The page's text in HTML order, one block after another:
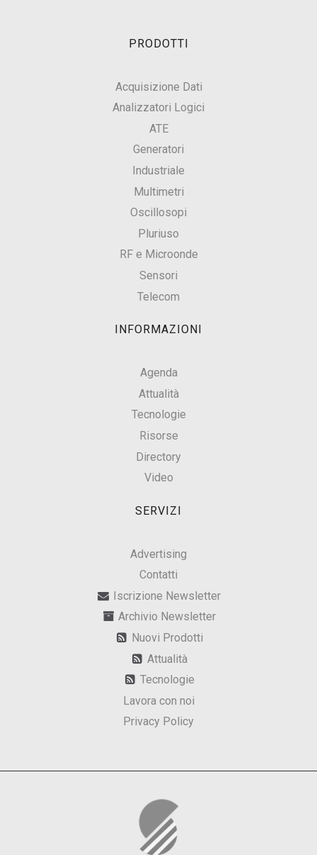
PRODOTTI
Acquisizione Dati
Analizzatori Logici
ATE
Generatori
Industriale
Multimetri
Oscillosopi
Pluriuso
RF e Microonde
Sensori
Telecom
INFORMAZIONI
Agenda
Attualità
Tecnologie
Risorse
Directory
Video
SERVIZI
Advertising
Contatti
Iscrizione Newsletter
Archivio Newsletter
Nuovi Prodotti
Attualità
Tecnologie
Lavora con noi
Privacy Policy